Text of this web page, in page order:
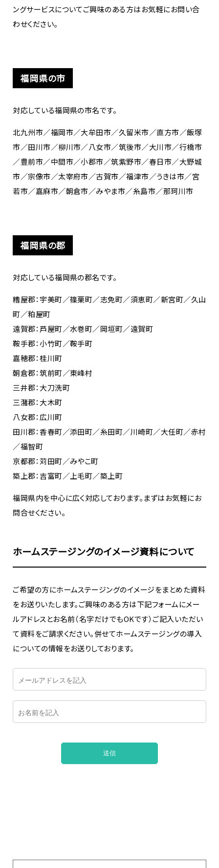
ングサービスについてご興味のある方はお気軽にお問い合
わせください。
福岡県の市
対応している福岡県の市名です。
北九州市／福岡市／大牟田市／久留米市／直方市／飯塚
市／田川市／柳川市／八女市／筑後市／大川市／行橋市
／豊前市／中間市／小郡市／筑紫野市／春日市／大野城
市／宗像市／太宰府市／古賀市／福津市／うきは市／宮
若市／嘉麻市／朝倉市／みやま市／糸島市／那珂川市
福岡県の郡
対応している福岡県の郡名です。
糟屋郡：宇美町／篠栗町／志免町／須恵町／新宮町／久山
町／粕屋町
遠賀郡：芦屋町／水巻町／岡垣町／遠賀町
鞍手郡：小竹町／鞍手町
嘉穂郡：桂川町
朝倉郡：筑前町／東峰村
三井郡：大刀洗町
三潴郡：大木町
八女郡：広川町
田川郡：香春町／添田町／糸田町／川崎町／大任町／赤村
／福智町
京都郡：苅田町／みやこ町
築上郡：吉富町／上毛町／築上町
福岡県内を中心に広く対応しております。まずはお気軽にお
問合せください。
ホームステージングのイメージ資料について
ご希望の方にホームステージングのイメージをまとめた資料
をお送りいたします。ご興味のある方は下記フォームにメー
ルアドレスとお名前（名字だけでもOKです）ご記入いただい
て資料をご請求ください。併せてホームステージングの導入
についての情報をお送りしております。